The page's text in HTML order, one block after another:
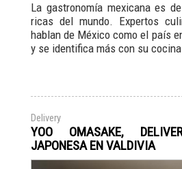
La gastronomía mexicana es
ricas del mundo. Expertos
hablan de México como el país
y se identifica más con su
Delivery
YOO OMASAKE,
JAPONESA EN VALDIVIA